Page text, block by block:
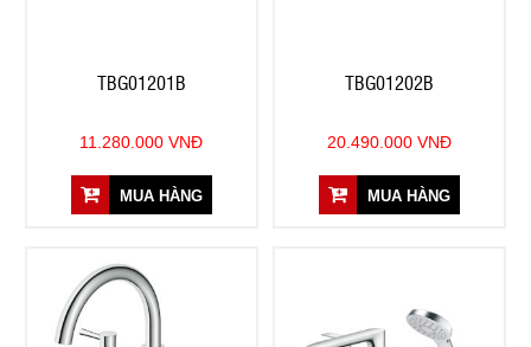
TBG01201B
11.280.000 VNĐ
MUA HÀNG
TBG01202B
20.490.000 VNĐ
MUA HÀNG